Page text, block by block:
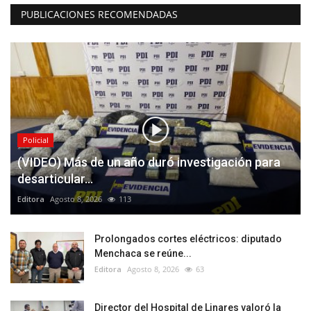
PUBLICACIONES RECOMENDADAS
Policial
(VIDEO) Más de un año duró investigación para
desarticular...
Editora Agosto 8, 2026 113
Prolongados cortes eléctricos: diputado
Menchaca se reúne...
Editora Agosto 8, 2026 63
Director del Hospital de Linares valoró la